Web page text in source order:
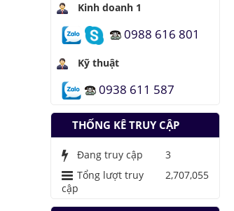
Lưu trữ hình ảnh kỹ
thuật số trong ADN
Kinh doanh 1
0988 616 801
Kỹ thuật
0938 611 587
THỐNG KÊ TRUY CẬP
Đang truy cập
3
Tổng lượt truy
cập
2,707,055